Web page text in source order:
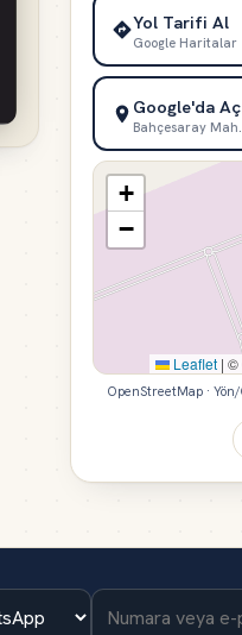
Yol Tarifi Al
Google Haritalar
Google'da Aç
Bahçesaray Mah.
+
−
Leaflet | ©
OpenStreetMap · Yön/